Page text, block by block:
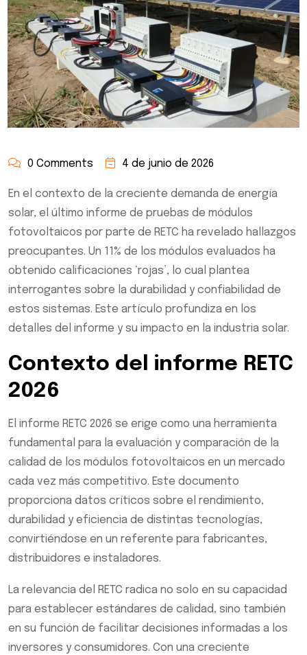
0 Comments 4 de junio de 2026
En el contexto de la creciente demanda de energía
solar, el último informe de pruebas de módulos
fotovoltaicos por parte de RETC ha revelado hallazgos
preocupantes. Un 11% de los módulos evaluados ha
obtenido calificaciones ‘rojas’, lo cual plantea
interrogantes sobre la durabilidad y confiabilidad de
estos sistemas. Este artículo profundiza en los
detalles del informe y su impacto en la industria solar.
Contexto del informe RETC
2026
El informe RETC 2026 se erige como una herramienta
fundamental para la evaluación y comparación de la
calidad de los módulos fotovoltaicos en un mercado
cada vez más competitivo. Este documento
proporciona datos críticos sobre el rendimiento,
durabilidad y eficiencia de distintas tecnologías,
convirtiéndose en un referente para fabricantes,
distribuidores e instaladores.
La relevancia del RETC radica no solo en su capacidad
para establecer estándares de calidad, sino también
en su función de facilitar decisiones informadas a los
inversores y consumidores. Con una creciente